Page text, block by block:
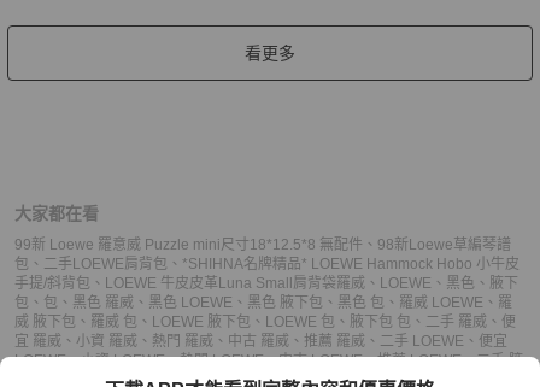
看更多
大家都在看
99新 Loewe 羅意威 Puzzle mini尺寸18*12.5*8 無配件 、 98新Loewe草編琴譜
包 、 二手LOEWE肩背包 、 *SHIHNA名牌精品* LOEWE Hammock Hobo 小牛皮
手提/斜背包 、 LOEWE 牛皮皮革Luna Small肩背袋羅威 、 LOEWE 、 黑色 、 腋下
包 、 包 、 黑色 羅威 、 黑色 LOEWE 、 黑色 腋下包 、 黑色 包 、 羅威 LOEWE 、 羅
威 腋下包 、 羅威 包 、 LOEWE 腋下包 、 LOEWE 包 、 腋下包 包 、 二手 羅威 、 便
宜 羅威 、 小資 羅威 、 熱門 羅威 、 中古 羅威 、 推薦 羅威 、 二手 LOEWE 、 便宜
LOEWE、小資 LOEWE、熱門 LOEWE、中古 LOEWE、推薦 LOEWE、二手 腋
便宜 腋下包、 小資 腋下包、熱門 腋下包 、中古 腋下包、 推薦 腋下包